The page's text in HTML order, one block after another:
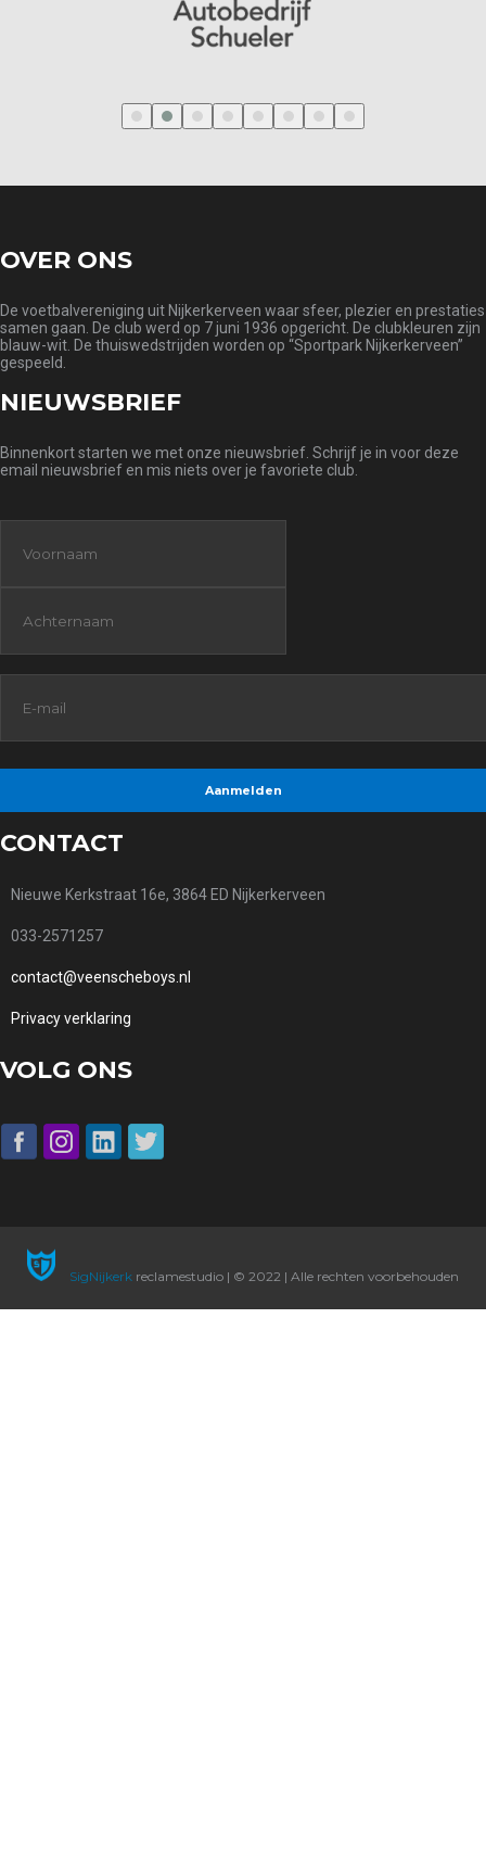
‹ ›
OVER ONS
De voetbalvereniging uit Nijkerkerveen waar sfeer, plezier en prestaties
samen gaan. De club werd op 7 juni 1936 opgericht. De clubkleuren zijn
blauw-wit. De thuiswedstrijden worden op “Sportpark Nijkerkerveen”
gespeeld.
NIEUWSBRIEF
Binnenkort starten we met onze nieuwsbrief. Schrijf je in voor deze
email nieuwsbrief en mis niets over je favoriete club.
CONTACT
Nieuwe Kerkstraat 16e, 3864 ED Nijkerkerveen
033-2571257
contact@veenscheboys.nl
Privacy verklaring
VOLG ONS
SigNijkerkreclamestudio | © 2022 | Alle rechten voorbehouden